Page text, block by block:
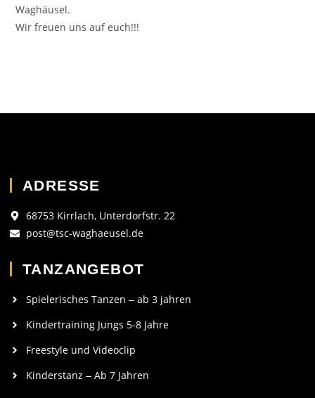
Waghäusel.
Wir freuen uns auf euch!!!
ADRESSE
68753 Kirrlach, Unterdorfstr. 22
post@tsc-waghaeusel.de
TANZANGEBOT
Spielerisches Tanzen ‒ ab 3 jahren
Kindertraining Jungs 5-8 Jahre
Freestyle und Videoclip
Kinderstanz ‒ Ab 7 Jahren